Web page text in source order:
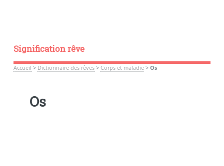
Signification rêve
Accueil > Dictionnaire des rêves> Corps et maladie> Os
Os